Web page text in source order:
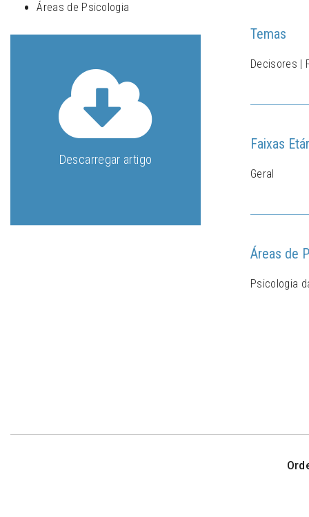
Áreas de Psicologia
Descarregar artigo
Temas
Decisores |
Faixas
Geral
Áreas de
Psicologia